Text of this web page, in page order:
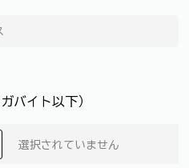
バイト以下）
選択されていません